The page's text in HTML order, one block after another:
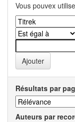
Vous pouvex
Résultats par
Auteurs par